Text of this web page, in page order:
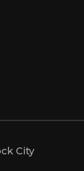
City